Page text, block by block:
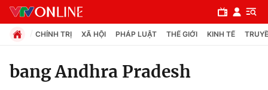
CHÍNH TRỊ XÃ HỘI PHÁP LUẬT THẾ GIỚI KINH TẾ
bang Andhra Pradesh